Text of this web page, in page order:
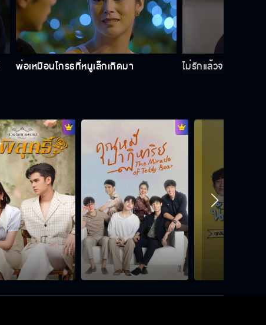
พ่อเหมือนโกรธที่หนูเล็กเกิดมา ไม่รักแล้วจะหึงทำไม